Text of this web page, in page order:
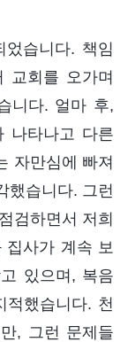
습니다. 책임
교회를 오가며
니다. 얼마 후,
나타나고 다른
자만심에 빠져
했습니다. 그런
검하면서 저희
사가 계속 보
있으며, 복음
적했습니다. 천
, 그런 문제들